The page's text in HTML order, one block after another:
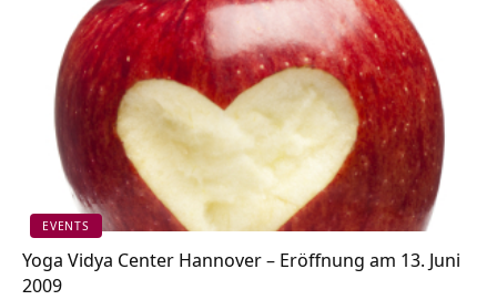
EVENTS
Yoga Vidya Center Hannover – Eröffnung am 13. Juni
2009